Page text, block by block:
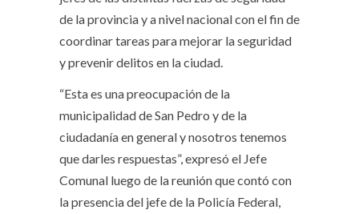
de la provincia y a nivel nacional con el fin de
coordinar tareas para mejorar la seguridad
y prevenir delitos en la ciudad.
“Esta es una preocupación de la
municipalidad de San Pedro y de la
ciudadanía en general y nosotros tenemos
que darles respuestas”, expresó el Jefe
Comunal luego de la reunión que contó con
la presencia del jefe de la Policía Federal,